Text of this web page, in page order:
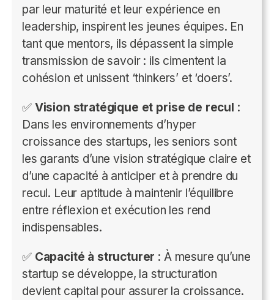
par leur maturité et leur expérience en
leadership, inspirent les jeunes équipes. En
tant que mentors, ils dépassent la simple
transmission de savoir : ils cimentent la
cohésion et unissent ‘thinkers’ et ‘doers’.
✅ Vision stratégique et prise de recul :
Dans les environnements d’hyper
croissance des startups, les seniors sont
les garants d’une vision stratégique claire et
d’une capacité à anticiper et à prendre du
recul. Leur aptitude à maintenir l’équilibre
entre réflexion et exécution les rend
indispensables.
✅ Capacité à structurer : À mesure qu’une
startup se développe, la structuration
devient capital pour assurer la croissance.